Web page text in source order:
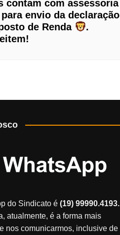
contam com assessoria
envio da declaração
de Renda
.
do Sindicato é (19) 99990.4193.
atualmente, é a forma mais
nos comunicarmos, inclusive de